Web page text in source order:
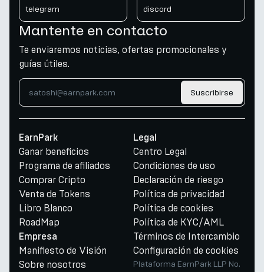
telegram discord
Mantente en contacto
Te enviaremos noticias, ofertas promocionales y
guías útiles.
Suscribirse
EarnPark
Ganar beneficios
Programa de afiliados
Comprar Cripto
Venta de Tokens
Libro Blanco
RoadMap
Empresa
Manifiesto de Visión
Sobre nosotros
Legal
Centro Legal
Condiciones de uso
Declaración de riesgo
Política de privacidad
Política de cookies
Política de KYC/AML
Términos de Intercambio
Configuración de cookies
Plataforma EarnPark LLP No.